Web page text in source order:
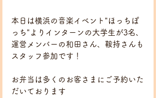
本日は横浜の音楽イベント"ほっちぽ
っち"よりインターンの大学生が3名、
運営メンバーの和田さん、鞍持さんも
スタッフ参加です！
お弁当は多くのお客さまにご予約いた
だいております